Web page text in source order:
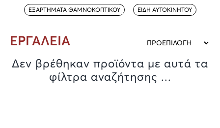
ΕΞΑΡΤΗΜΑΤΑ ΘΑΜΝΟΚΟΠΤΙΚΟΥ ΕΙΔΗ ΑΥΤΟΚΙΝΗΤΟΥ
ΕΡΓΑΛΕΙΑ
Δεν βρέθηκαν προϊόντα με αυτά τα
φίλτρα αναζήτησης ...